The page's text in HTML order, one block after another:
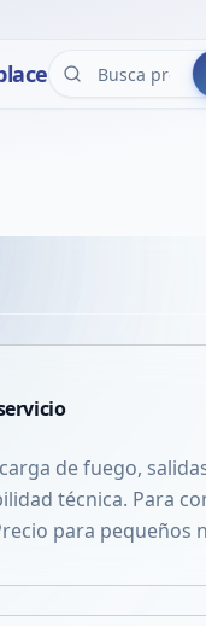
de fuego,
técnica. Para
para pequeños